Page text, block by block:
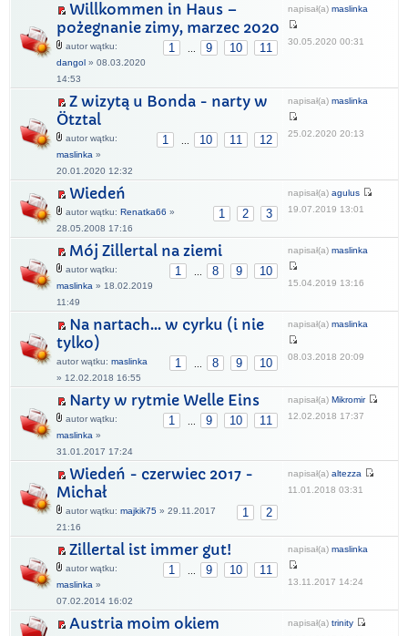
Willkommen in Haus –
pożegnanie zimy, marzec 2020
1 9 10 11
autor wątku:
dangol » 08.03.2020
14:53
napisał(a) maslinka
30.05.2020 00:31
Z wizytą u Bonda - narty w
Ötztal
1 10 11 12
autor wątku:
maslinka »
20.01.2020 12:32
napisał(a) maslinka
25.02.2020 20:13
Wiedeń
1 2 3
autor wątku: Renatka66 »
28.05.2008 17:16
napisał(a) agulus
19.07.2019 13:01
Mój Zillertal na ziemi
1 8 9 10
autor wątku:
maslinka » 18.02.2019
11:49
napisał(a) maslinka
15.04.2019 13:16
Na nartach... w cyrku (i nie
tylko)
1 8 9 10
autor wątku: maslinka
» 12.02.2018 16:55
napisał(a) maslinka
08.03.2018 20:09
Narty w rytmie Welle Eins
1 9 10 11
autor wątku:
maslinka »
31.01.2017 17:24
napisał(a) Mikromir
12.02.2018 17:37
Wiedeń - czerwiec 2017 -
Michał
1 2
autor wątku: majkik75 » 29.11.2017
21:16
napisał(a) altezza
11.01.2018 03:31
Zillertal ist immer gut!
1 9 10 11
autor wątku:
maslinka »
07.02.2014 16:02
napisał(a) maslinka
13.11.2017 14:24
Austria moim okiem napisał(a) trinity